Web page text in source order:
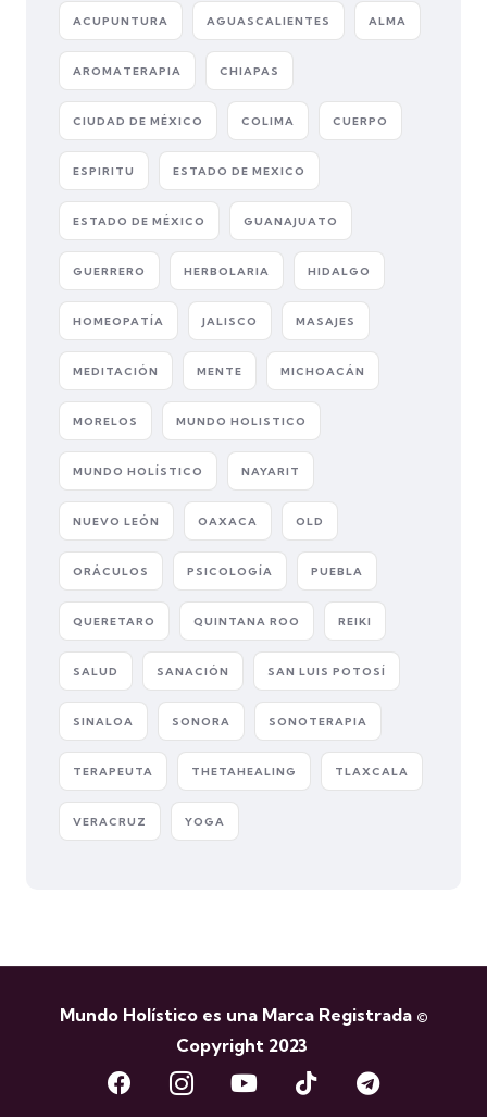
ACUPUNTURA AGUASCALIENTES ALMA
AROMATERAPIA CHIAPAS
CIUDAD DE MÉXICO COLIMA CUERPO
ESPIRITU ESTADO DE MEXICO
ESTADO DE MÉXICO GUANAJUATO
GUERRERO HERBOLARIA HIDALGO
HOMEOPATÍA JALISCO MASAJES
MEDITACIÓN MENTE MICHOACÁN
MORELOS MUNDO HOLISTICO
MUNDO HOLÍSTICO NAYARIT
NUEVO LEÓN OAXACA OLD
ORÁCULOS PSICOLOGÍA PUEBLA
QUERETARO QUINTANA ROO REIKI
SALUD SANACIÓN SAN LUIS POTOSÍ
SINALOA SONORA SONOTERAPIA
TERAPEUTA THETAHEALING TLAXCALA
VERACRUZ YOGA
Mundo Holístico es una Marca Registrada ©
Copyright 2023